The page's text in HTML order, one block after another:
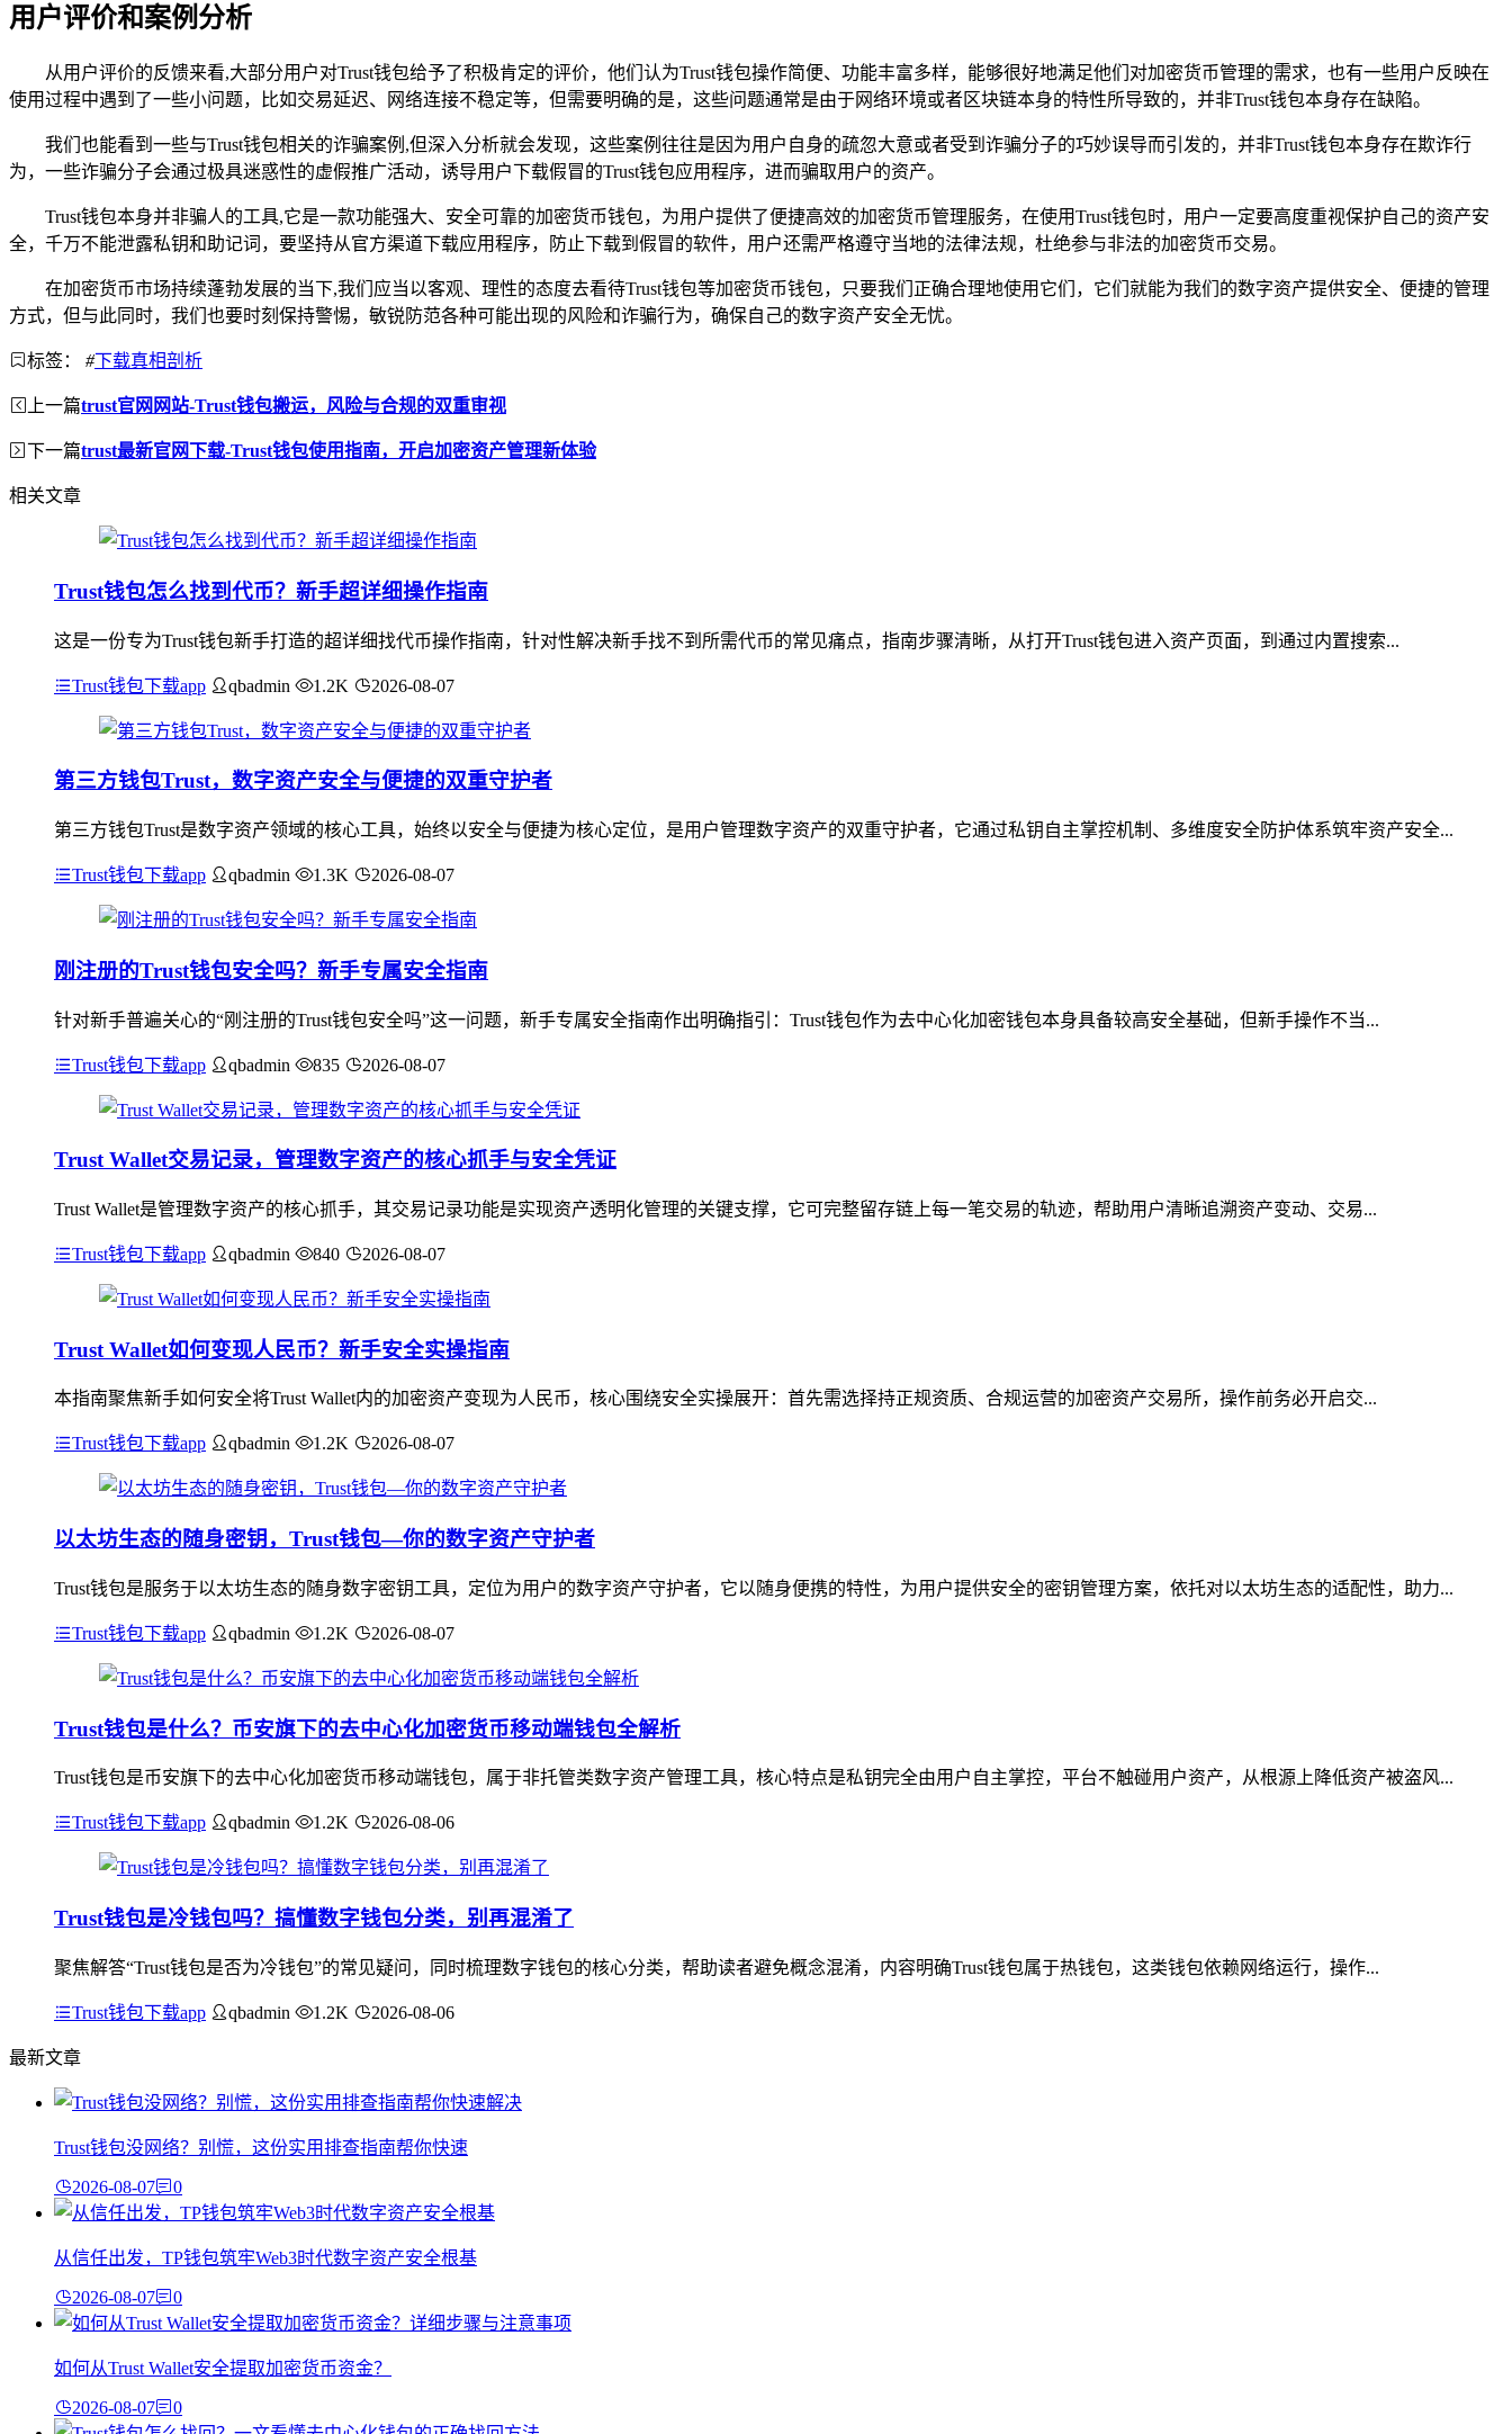
用户评价和案例分析
从用户评价的反馈来看,大部分用户对Trust钱包给予了积极肯定的评价，他们认为Trust钱包操作简便、功能丰富多样，能够很好地满足他们对加密货币管理的需求，也有一些用户反映在
使用过程中遇到了一些小问题，比如交易延迟、网络连接不稳定等，但需要明确的是，这些问题通常是由于网络环境或者区块链本身的特性所导致的，并非Trust钱包本身存在缺陷。
我们也能看到一些与Trust钱包相关的诈骗案例,但深入分析就会发现，这些案例往往是因为用户自身的疏忽大意或者受到诈骗分子的巧妙误导而引发的，并非Trust钱包本身存在欺诈行
为，一些诈骗分子会通过极具迷惑性的虚假推广活动，诱导用户下载假冒的Trust钱包应用程序，进而骗取用户的资产。
Trust钱包本身并非骗人的工具,它是一款功能强大、安全可靠的加密货币钱包，为用户提供了便捷高效的加密货币管理服务，在使用Trust钱包时，用户一定要高度重视保护自己的资产安
全，千万不能泄露私钥和助记词，要坚持从官方渠道下载应用程序，防止下载到假冒的软件，用户还需严格遵守当地的法律法规，杜绝参与非法的加密货币交易。
在加密货币市场持续蓬勃发展的当下,我们应当以客观、理性的态度去看待Trust钱包等加密货币钱包，只要我们正确合理地使用它们，它们就能为我们的数字资产提供安全、便捷的管理
方式，但与此同时，我们也要时刻保持警惕，敏锐防范各种可能出现的风险和诈骗行为，确保自己的数字资产安全无忧。
标签： #下载真相剖析
上一篇trust官网网站-Trust钱包搬运，风险与合规的双重审视
下一篇trust最新官网下载-Trust钱包使用指南，开启加密资产管理新体验
相关文章
Trust钱包怎么找到代币？新手超详细操作指南
这是一份专为Trust钱包新手打造的超详细找代币操作指南，针对性解决新手找不到所需代币的常见痛点，指南步骤清晰，从打开Trust钱包进入资产页面，到通过内置搜索...
Trust钱包下载app qbadmin 1.2K 2026-08-07
第三方钱包Trust，数字资产安全与便捷的双重守护者
第三方钱包Trust是数字资产领域的核心工具，始终以安全与便捷为核心定位，是用户管理数字资产的双重守护者，它通过私钥自主掌控机制、多维度安全防护体系筑牢资产安全...
Trust钱包下载app qbadmin 1.3K 2026-08-07
刚注册的Trust钱包安全吗？新手专属安全指南
针对新手普遍关心的“刚注册的Trust钱包安全吗”这一问题，新手专属安全指南作出明确指引：Trust钱包作为去中心化加密钱包本身具备较高安全基础，但新手操作不当...
Trust钱包下载app qbadmin 835 2026-08-07
Trust Wallet交易记录，管理数字资产的核心抓手与安全凭证
Trust Wallet是管理数字资产的核心抓手，其交易记录功能是实现资产透明化管理的关键支撑，它可完整留存链上每一笔交易的轨迹，帮助用户清晰追溯资产变动、交易...
Trust钱包下载app qbadmin 840 2026-08-07
Trust Wallet如何变现人民币？新手安全实操指南
本指南聚焦新手如何安全将Trust Wallet内的加密资产变现为人民币，核心围绕安全实操展开：首先需选择持正规资质、合规运营的加密资产交易所，操作前务必开启交...
Trust钱包下载app qbadmin 1.2K 2026-08-07
以太坊生态的随身密钥，Trust钱包—你的数字资产守护者
Trust钱包是服务于以太坊生态的随身数字密钥工具，定位为用户的数字资产守护者，它以随身便携的特性，为用户提供安全的密钥管理方案，依托对以太坊生态的适配性，助力...
Trust钱包下载app qbadmin 1.2K 2026-08-07
Trust钱包是什么？币安旗下的去中心化加密货币移动端钱包全解析
Trust钱包是币安旗下的去中心化加密货币移动端钱包，属于非托管类数字资产管理工具，核心特点是私钥完全由用户自主掌控，平台不触碰用户资产，从根源上降低资产被盗风...
Trust钱包下载app qbadmin 1.2K 2026-08-06
Trust钱包是冷钱包吗？搞懂数字钱包分类，别再混淆了
聚焦解答“Trust钱包是否为冷钱包”的常见疑问，同时梳理数字钱包的核心分类，帮助读者避免概念混淆，内容明确Trust钱包属于热钱包，这类钱包依赖网络运行，操作...
Trust钱包下载app qbadmin 1.2K 2026-08-06
最新文章
Trust钱包没网络？别慌，这份实用排查指南帮你快速
2026-08-07 0
从信任出发，TP钱包筑牢Web3时代数字资产安全根基
2026-08-07 0
如何从Trust Wallet安全提取加密货币资金？
2026-08-07 0